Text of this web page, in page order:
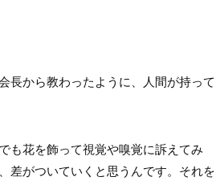
長から教わったように、人間が持って
も花を飾って視覚や嗅覚に訴えてみ
差がついていくと思うんです。それを